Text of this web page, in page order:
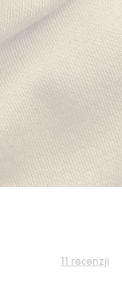
11 recenzji